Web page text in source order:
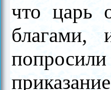
что царь